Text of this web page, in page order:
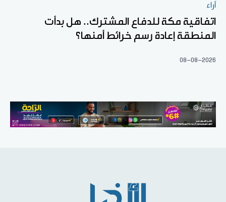
آراء
اتفاقية مكة للدفاع المشترك.. هل بدأت
المنطقة إعادة رسم خرائط أمنها؟
08-08-2026